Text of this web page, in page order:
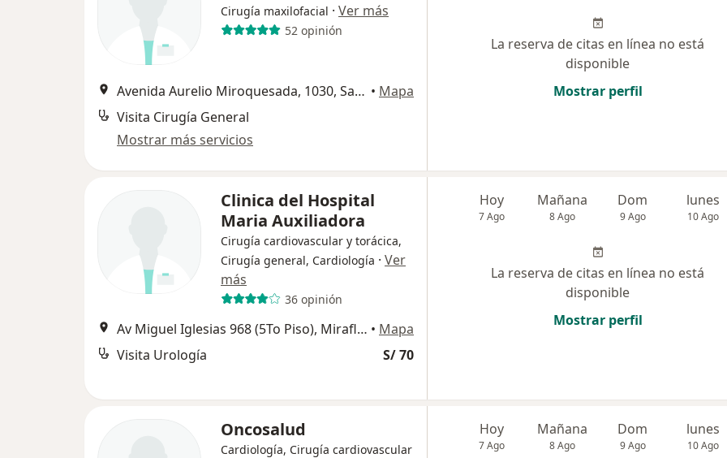
Cirugía maxilofacial · Ver más
52 opinión
Avenida Aurelio Miroquesada, 1030, San Isidro • Mapa
Visita Cirugía General
Mostrar más servicios
La reserva de citas en línea no está
disponible
Mostrar perfil
Clinica del Hospital
Maria Auxiliadora
Cirugía cardiovascular y torácica,
Cirugía general, Cardiología · Ver
más
36 opinión
Av Miguel Iglesias 968 (5To Piso), Miraflores • Mapa
Visita Urología
S/ 70
Hoy
7 Ago
Mañana
8 Ago
Dom
9 Ago
lunes
10 Ago
La reserva de citas en línea no está
disponible
Mostrar perfil
Oncosalud
Cardiología, Cirugía cardiovascular
Hoy
7 Ago
Mañana
8 Ago
Dom
9 Ago
lunes
10 Ago